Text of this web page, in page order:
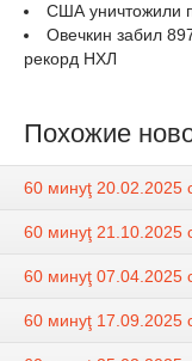
США уничтожили
Овечкин забил
рекорд НХЛ
Похожие
60 минуţ 20.02.2025
60 минуţ 21.10.2025
60 минуţ 07.04.2025
60 минуţ 17.09.2025